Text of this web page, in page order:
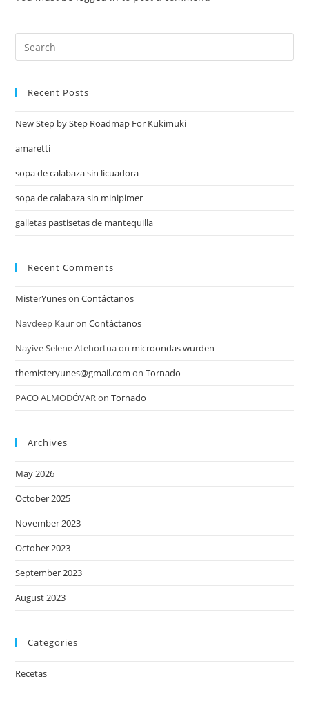
Recent Posts
New Step by Step Roadmap For Kukimuki
amaretti
sopa de calabaza sin licuadora
sopa de calabaza sin minipimer
galletas pastisetas de mantequilla
Recent Comments
MisterYunesonContáctanos
Navdeep KauronContáctanos
Nayive Selene Atehortuaon microondas wurden
themisteryunes@gmail.com onTornado
PACO ALMODÓVARonTornado
Archives
May 2026
October 2025
November 2023
October 2023
September 2023
August 2023
Categories
Recetas